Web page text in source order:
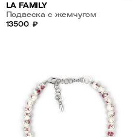
LA FAMILY
Подвеска с жемчугом
13500 ₽